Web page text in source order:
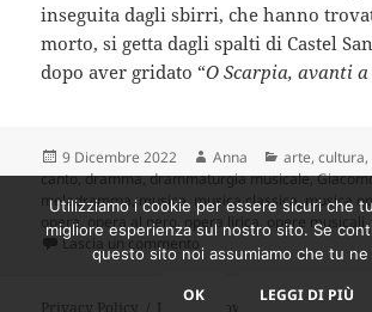
inseguita dagli sbirri, che hanno
morto, si getta dagli spalti di Castel
dopo aver gridato “O Scarpia, avanti
Scritto
il
9 Dicembre 2022 Autore
Anna Categorie
arte,cultura,
canto,dramma,drammaturgia musicale,
melodramma ,musica, musica classica,musica
opera, opera al nero opera lirica opere musicali,
Lascia un commentosu Opera al nero #3.
Privacy Policy Proudly powered by WordPress
Utilizziamo i cookie per essere sicuri che
migliore esperienza sul nostro sito. Se
questo sito noi assumiamo che tu ne
OK LEGGI DI PIÙ